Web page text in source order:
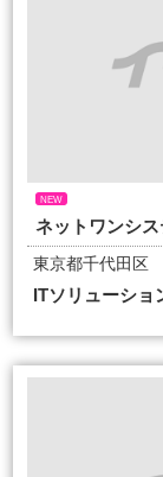
NEW
ネットワンシ
東京都千代田区
ITソリューショ